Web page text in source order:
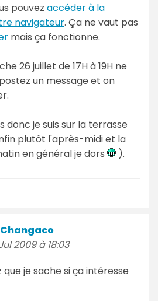
pouvez accéder à la
navigateur. Ça ne vaut pas
mais ça fonctionne.
26 juillet de 17H à 19H ne
un message et on
donc je suis sur la terrasse
plutôt l'après-midi et la
en général je dors
).
Changaco
2009 à 18:03
je sache si ça intéresse